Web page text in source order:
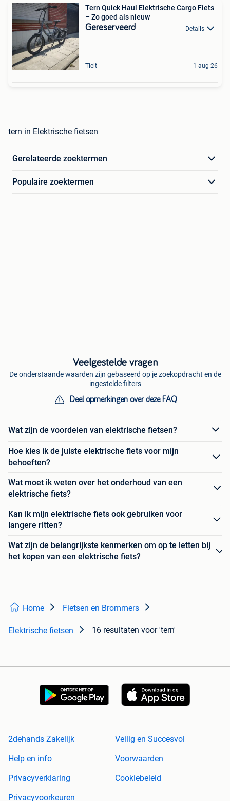
Tern Quick Haul Elektrische Cargo Fiets
– Zo goed als nieuw
Gereserveerd Details
Tielt 1 aug 26
tern in Elektrische fietsen
Gerelateerde zoektermen
Populaire zoektermen
Veelgestelde vragen
De onderstaande waarden zijn gebaseerd op je zoekopdracht en de
ingestelde filters
Deel opmerkingen over deze FAQ
Wat zijn de voordelen van elektrische fietsen?
Hoe kies ik de juiste elektrische fiets voor mijn
behoeften?
Wat moet ik weten over het onderhoud van een
elektrische fiets?
Kan ik mijn elektrische fiets ook gebruiken voor
langere ritten?
Wat zijn de belangrijkste kenmerken om op te letten bij
het kopen van een elektrische fiets?
Home Fietsen en Brommers
Elektrische fietsen 16 resultaten voor 'tern'
2dehands Zakelijk
Veilig en Succesvol
Help en info
Voorwaarden
Privacyverklaring
Cookiebeleid
Privacyvoorkeuren